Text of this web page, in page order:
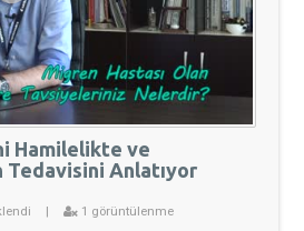
Hamilelikte ve
Tedavisini Anlatıyor
1 görüntülenme